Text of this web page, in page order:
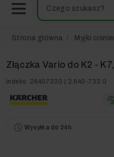
Strona główna Myjki
Złączka Vario do K2 -
Indeks: 26407330 | 2.640-733.0
Wysyłka do 24h